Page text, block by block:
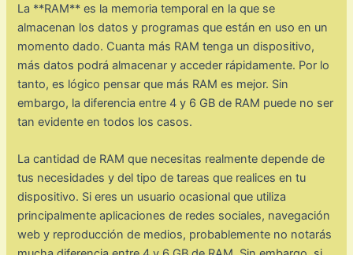
La **RAM** es la memoria temporal en la que se
almacenan los datos y programas que están en uso en un
momento dado. Cuanta más RAM tenga un dispositivo,
más datos podrá almacenar y acceder rápidamente. Por lo
tanto, es lógico pensar que más RAM es mejor. Sin
embargo, la diferencia entre 4 y 6 GB de RAM puede no ser
tan evidente en todos los casos.
La cantidad de RAM que necesitas realmente depende de
tus necesidades y del tipo de tareas que realices en tu
dispositivo. Si eres un usuario ocasional que utiliza
principalmente aplicaciones de redes sociales, navegación
web y reproducción de medios, probablemente no notarás